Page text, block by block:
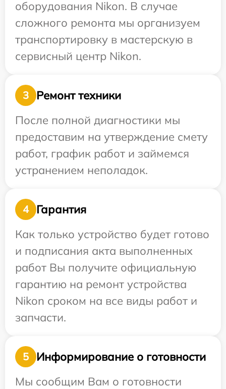
оборудования Nikon. В случае
сложного ремонта мы организуем
транспортировку в мастерскую в
сервисный центр Nikon.
3
Ремонт техники
После полной диагностики мы
предоставим на утверждение смету
работ, график работ и займемся
устранением неполадок.
4
Гарантия
Как только устройство будет готово
и подписания акта выполненных
работ Вы получите официальную
гарантию на ремонт устройства
Nikon сроком на все виды работ и
запчасти.
5
Информирование о готовности
Мы сообщим Вам о готовности